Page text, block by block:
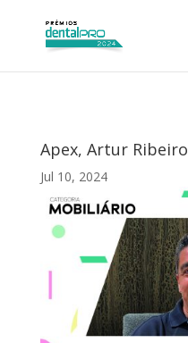
Apex, Artur Ribeiro
Jul 10, 2024